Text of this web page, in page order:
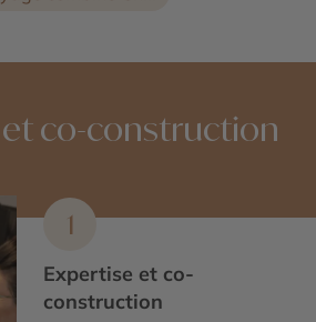
co-construction
1
Expertise et co-
construction